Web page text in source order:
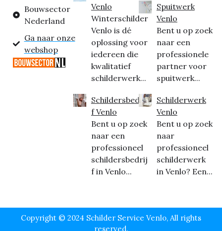
Bouwsector
Nederland
Ga naar onze
webshop
Venlo
Winterschilder
Venlo is dé
oplossing voor
iedereen die
kwalitatief
schilderwerk...
Schildersbedrij
f Venlo
Bent u op zoek
naar een
professioneel
schildersbedrij
f in Venlo...
Spuitwerk
Venlo
Bent u op zoek
naar een
professionele
partner voor
spuitwerk...
Schilderwerk
Venlo
Bent u op zoek
naar
professioneel
schilderwerk
in Venlo? Een...
Copyright © 2024 Schilder Service Venlo, All rights
reserved.